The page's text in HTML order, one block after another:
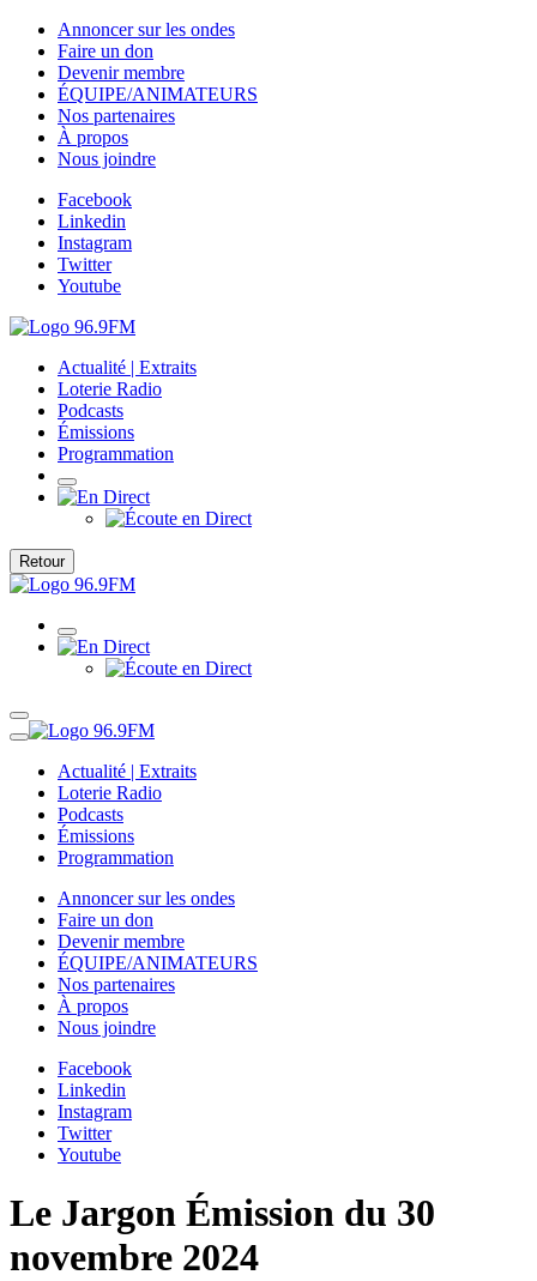
Annoncer sur les ondes
Faire un don
Devenir membre
ÉQUIPE/ANIMATEURS
Nos partenaires
À propos
Nous joindre
Facebook
Linkedin
Instagram
Twitter
Youtube
Actualité | Extraits
Loterie Radio
Podcasts
Émissions
Programmation
Retour
Actualité | Extraits
Loterie Radio
Podcasts
Émissions
Programmation
Annoncer sur les ondes
Faire un don
Devenir membre
ÉQUIPE/ANIMATEURS
Nos partenaires
À propos
Nous joindre
Facebook
Linkedin
Instagram
Twitter
Youtube
Le Jargon Émission du 30
novembre 2024